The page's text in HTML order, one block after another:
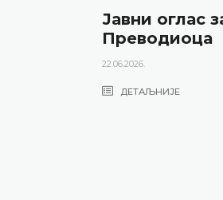
Јавни оглас за радно